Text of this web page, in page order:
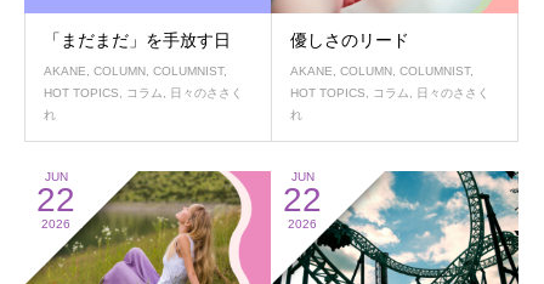
「まだまだ」を手放す日
AKANE, COLUMN, COLUMNIST,
HOT TOPICS, コラム, 日々のささく
れ
優しさのリード
AKANE, COLUMN, COLUMNIST,
HOT TOPICS, コラム, 日々のささく
れ
JUN
22
2026
JUN
22
2026